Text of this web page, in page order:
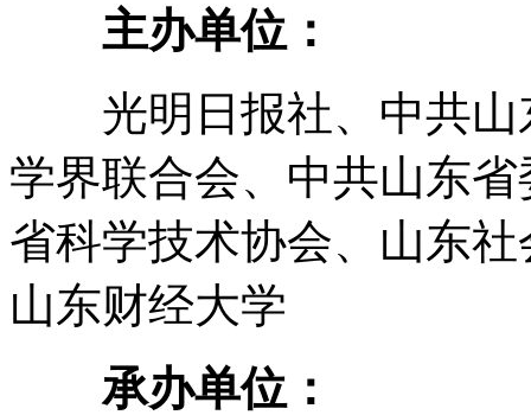
主办单位：
光明日报社、中共山
学界联合会、中共山东
省科学技术协会、山东
山东财经大学
承办单位：